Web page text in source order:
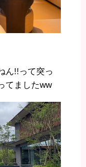
ん!!って突っ
てましたww